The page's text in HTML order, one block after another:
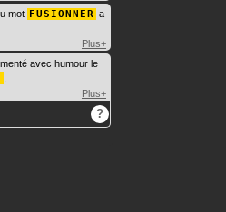
mot FUSIONNER a
Plus+
avec humour le
Plus+
?